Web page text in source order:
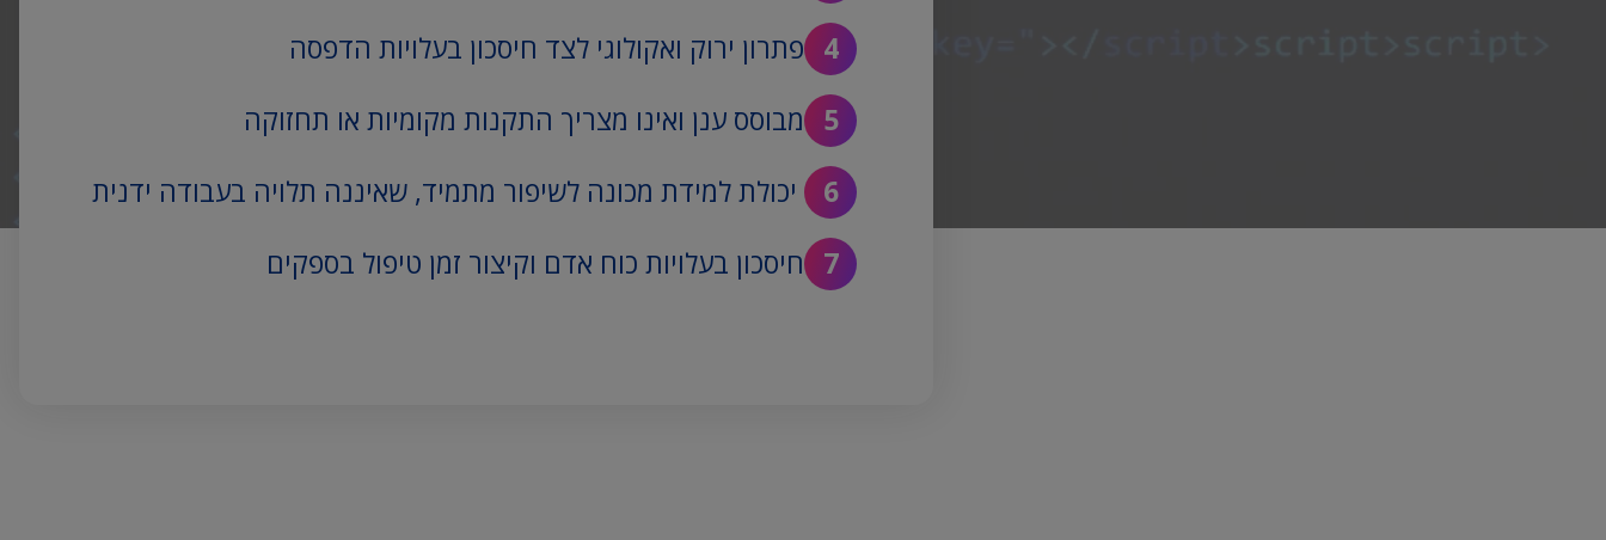
פתרון ירוק ואקולוגי לצד חיסכון בעלויות הדפסה
מבוסס ענן ואינו מצריך התקנות מקומיות או תחזוקה
יכולת למידת מכונה לשיפור מתמיד, שאיננה תלויה בעבודה ידנית
חיסכון בעלויות כוח אדם וקיצור זמן טיפול בספקים